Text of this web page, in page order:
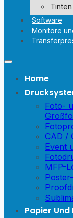
Software
Monitore
Home
Foto-
CAD /
Event
MFP-
Papier Und